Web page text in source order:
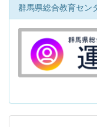
群馬県総合教育セン